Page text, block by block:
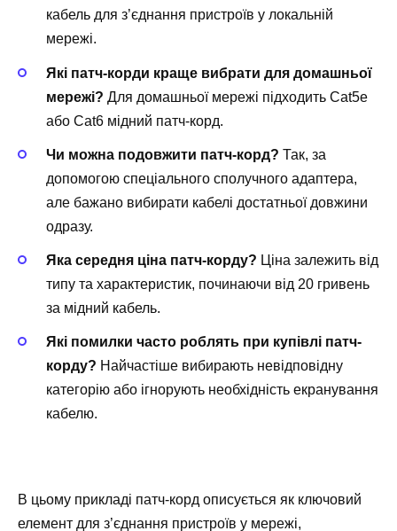
кабель для з’єднання пристроїв у локальній
мережі.
Які патч-корди краще вибрати для домашньої
мережі? Для домашньої мережі підходить Cat5e
або Cat6 мідний патч-корд.
Чи можна подовжити патч-корд? Так, за
допомогою спеціального сполучного адаптера,
але бажано вибирати кабелі достатньої довжини
одразу.
Яка середня ціна патч-корду? Ціна залежить від
типу та характеристик, починаючи від 20 гривень
за мідний кабель.
Які помилки часто роблять при купівлі патч-
корду? Найчастіше вибирають невідповідну
категорію або ігнорують необхідність екранування
кабелю.
В цьому прикладі патч-корд описується як ключовий
елемент для з’єднання пристроїв у мережі,